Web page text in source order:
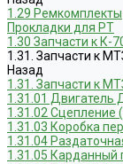
1.29 Ремкомплекты
Прокладки для РТ
1.30 Запчасти к К-
1.31. Запчасти к
Назад
1.31. Запчасти к
1.31.01 Двигатель
1.31.02 Сцепление
1.31.03 Коробка
1.31.04
1.31.05 Карданный